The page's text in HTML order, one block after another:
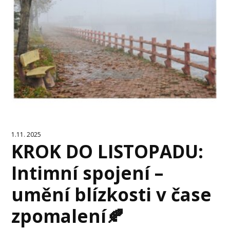
1.11. 2025
KROK DO LISTOPADU:
Intimní spojení –
umění blízkosti v čase
zpomalení🍂